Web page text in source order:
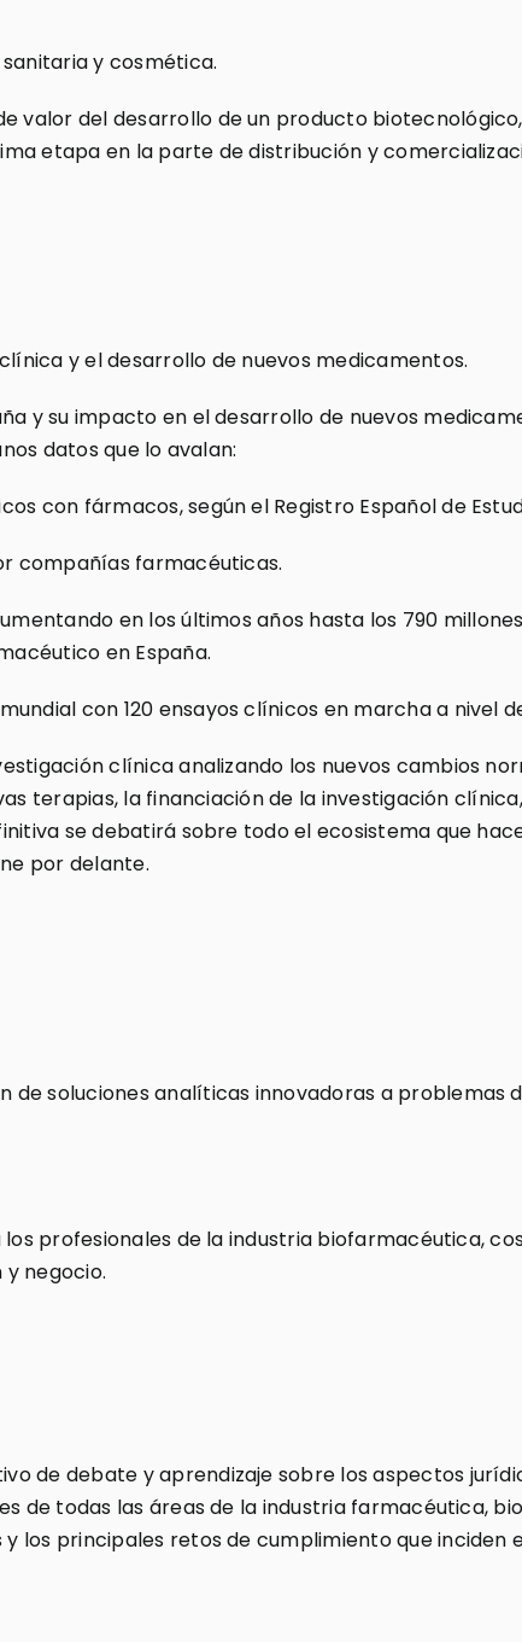
y cosmética.
del desarrollo de un producto
etapa en la parte de distribución y
y el desarrollo de nuevos medicamentos.
y su impacto en el desarrollo de nuevos
datos que lo avalan:
con fármacos, según el Registro Español de
compañías farmacéuticas.
en los últimos años hasta los 790
en España.
con 120 ensayos clínicos en marcha a nivel
clínica analizando los nuevos cambios
terapias, la financiación de la investigación
se debatirá sobre todo el ecosistema que
por delante.
soluciones analíticas innovadoras a problemas
profesionales de la industria biofarmacéutica,
negocio.
de debate y aprendizaje sobre los aspectos
de todas las áreas de la industria farmacéutica,
los principales retos de cumplimiento que inciden